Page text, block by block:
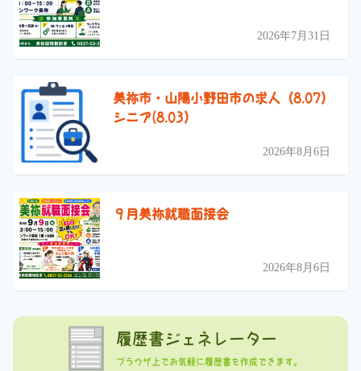
2026年7月31日
美祢市・山陽小野田市の求人（8.07）
シニア(8.03）
2026年8月6日
９月美祢就職面接会
2026年8月6日
履歴書ジェネレーター
ブラウザ上でお気軽に履歴書を作成できます。